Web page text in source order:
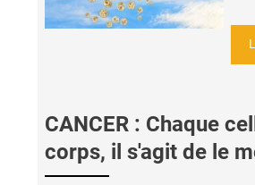
CANCER : Chaque
corps, il s'agit de le